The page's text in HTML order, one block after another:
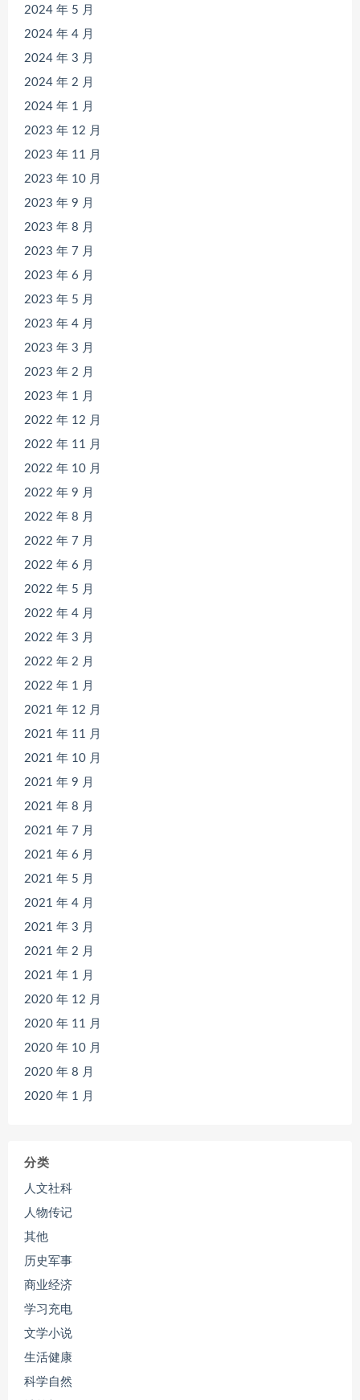
2024 年 5 月
2024 年 4 月
2024 年 3 月
2024 年 2 月
2024 年 1 月
2023 年 12 月
2023 年 11 月
2023 年 10 月
2023 年 9 月
2023 年 8 月
2023 年 7 月
2023 年 6 月
2023 年 5 月
2023 年 4 月
2023 年 3 月
2023 年 2 月
2023 年 1 月
2022 年 12 月
2022 年 11 月
2022 年 10 月
2022 年 9 月
2022 年 8 月
2022 年 7 月
2022 年 6 月
2022 年 5 月
2022 年 4 月
2022 年 3 月
2022 年 2 月
2022 年 1 月
2021 年 12 月
2021 年 11 月
2021 年 10 月
2021 年 9 月
2021 年 8 月
2021 年 7 月
2021 年 6 月
2021 年 5 月
2021 年 4 月
2021 年 3 月
2021 年 2 月
2021 年 1 月
2020 年 12 月
2020 年 11 月
2020 年 10 月
2020 年 8 月
2020 年 1 月
分类
人文社科
人物传记
其他
历史军事
商业经济
学习充电
文学小说
生活健康
科学自然